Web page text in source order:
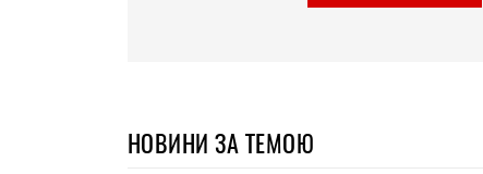
НОВИНИ ЗА ТЕМОЮ